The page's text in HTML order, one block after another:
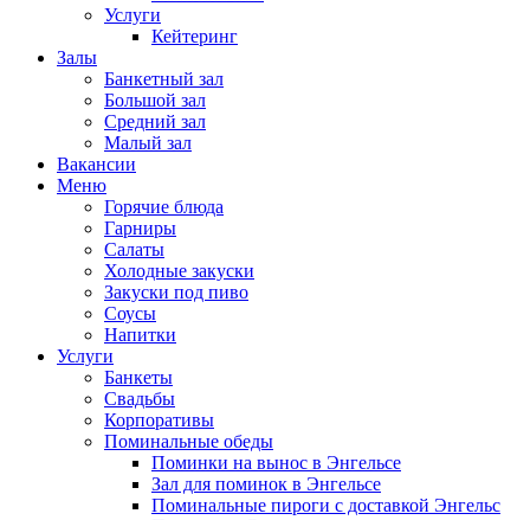
Услуги
Кейтеринг
Залы
Банкетный зал
Большой зал
Средний зал
Малый зал
Вакансии
Меню
Горячие блюда
Гарниры
Салаты
Холодные закуски
Закуски под пиво
Соусы
Напитки
Услуги
Банкеты
Свадьбы
Корпоративы
Поминальные обеды
Поминки на вынос в Энгельсе
Зал для поминок в Энгельсе
Поминальные пироги с доставкой Энгельс